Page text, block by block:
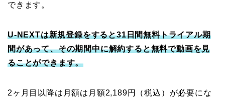
できます。
U-NEXTは新規登録をすると31日間無料トライアル期
間があって、その期間中に解約すると無料で動画を見
ることができます。
2ヶ月目以降は月額は月額2,189円（税込）が必要にな